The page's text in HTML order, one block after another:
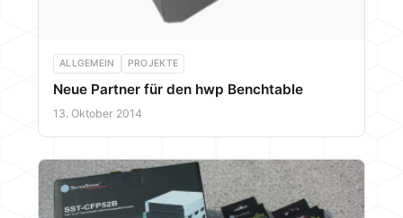
ALLGEMEIN PROJEKTE
Neue Partner für den hwp Benchtable
13. Oktober 2014